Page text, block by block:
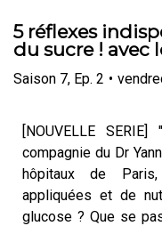
5 réflexes
du sucre ! avec
Saison 7, Ep. 2 •
[NOUVELLE
compagnie du Dr
hôpitaux de
appliquées et de
glucose ? Que se